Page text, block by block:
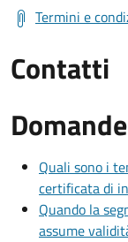
Termini e
Contatti
Quali sono i
certificata di
Quando la
assume